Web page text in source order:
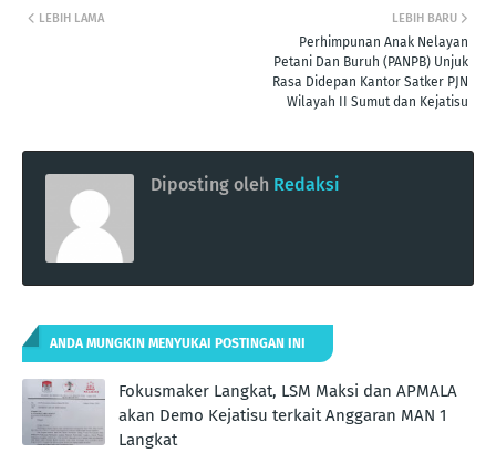
LEBIH BARU
Perhimpunan Anak Nelayan
Petani Dan Buruh (PANPB) Unjuk
Rasa Didepan Kantor Satker PJN
Wilayah II Sumut dan Kejatisu
LEBIH LAMA
Diposting oleh Redaksi
ANDA MUNGKIN MENYUKAI POSTINGAN INI
Fokusmaker Langkat, LSM Maksi dan APMALA
akan Demo Kejatisu terkait Anggaran MAN 1
Langkat